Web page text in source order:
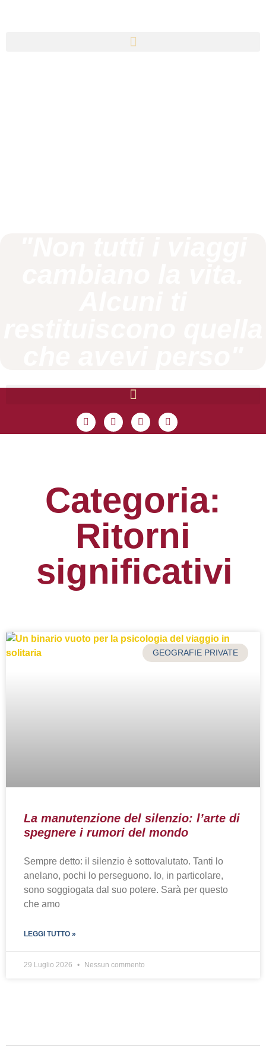
Categoria:
Ritorni
significativi
GEOGRAFIE PRIVATE
La manutenzione del silenzio: l’arte di
spegnere i rumori del mondo
Sempre detto: il silenzio è sottovalutato. Tanti lo
anelano, pochi lo perseguono. Io, in particolare,
sono soggiogata dal suo potere. Sarà per questo
che amo
LEGGI TUTTO »
29 Luglio 2026 Nessun commento